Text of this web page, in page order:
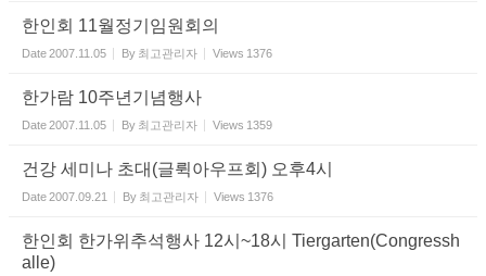
한인회 11월정기임원회의
Date2007.11.05 By 최고관리자 Views 1376
한가람 10주년기념행사
Date2007.11.05 By 최고관리자 Views 1359
건강 세미나 초대(글뤽아우프회) 오후4시
Date2007.09.21 By 최고관리자 Views 1376
한인회 한가위추석행사 12시~18시 Tiergarten(Congressh
alle)